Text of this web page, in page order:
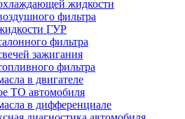
жидкости
фильтра
ГУР
фильтра
зажигания
фильтра
в двигателе
ТО автомобиля
в дифференциале